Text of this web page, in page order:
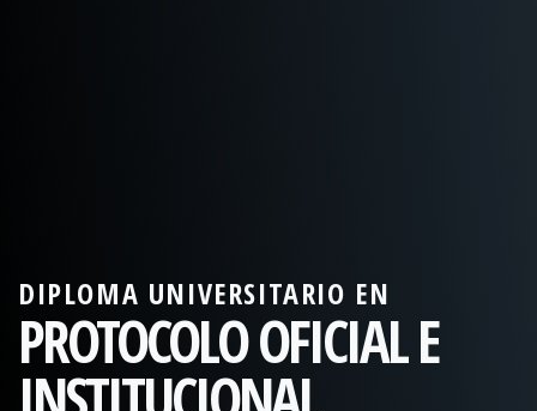
DIPLOMA UNIVERSITARIO EN
PROTOCOLO OFICIAL E